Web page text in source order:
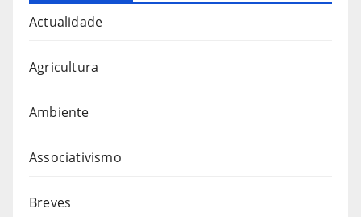
Actualidade
Agricultura
Ambiente
Associativismo
Breves